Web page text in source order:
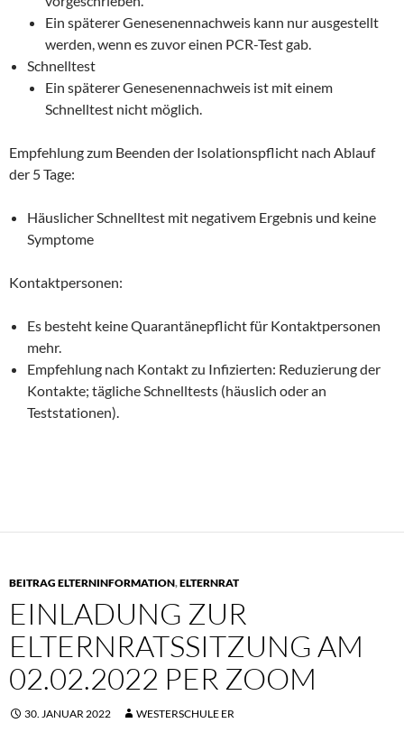
Ein späterer Genesenennachweis kann nur ausgestellt
werden, wenn es zuvor einen PCR-Test gab.
Schnelltest
Ein späterer Genesenennachweis ist mit einem
Schnelltest nicht möglich.
Empfehlung zum Beenden der Isolationspflicht nach Ablauf
der 5 Tage:
Häuslicher Schnelltest mit negativem Ergebnis und keine
Symptome
Kontaktpersonen:
Es besteht keine Quarantänepflicht für Kontaktpersonen
mehr.
Empfehlung nach Kontakt zu Infizierten: Reduzierung der
Kontakte; tägliche Schnelltests (häuslich oder an
Teststationen).
BEITRAG ELTERNINFORMATION,ELTERNRAT
EINLADUNG ZUR
ELTERNRATSSITZUNG AM
02.02.2022 PER ZOOM
30. JANUAR 2022 WESTERSCHULE ER